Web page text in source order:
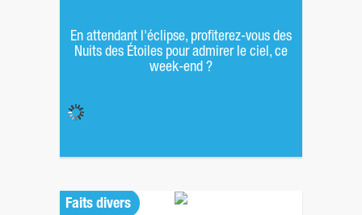
En attendant l'éclipse, profiterez-vous des
Nuits des Étoiles pour admirer le ciel, ce
week-end ?
Faits divers